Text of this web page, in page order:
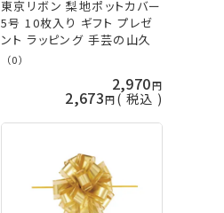
東京リボン 梨地ポットカバー
5号 10枚入り ギフト プレゼ
ント ラッピング 手芸の山久
（0）
2,970
2,673 税込